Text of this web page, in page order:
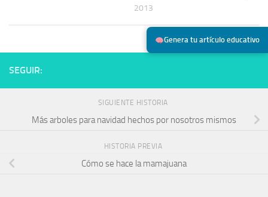
Genera tu artículo educativo
2013
SEGUIR:
SIGUIENTE HISTORIA
Más arboles para navidad hechos por nosotros mismos
HISTORIA PREVIA
Cómo se hace la mamajuana